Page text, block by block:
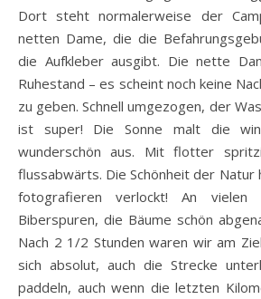
Dort steht normalerweise der
netten Dame, die die
die Aufkleber ausgibt. Die nette
Ruhestand – es scheint noch keine
zu geben. Schnell umgezogen, der
ist super! Die Sonne malt die
wunderschön aus. Mit flotter
flussabwärts. Die Schönheit der Natur
fotografieren verlockt! An vielen
Biberspuren, die Bäume schön
Nach 2 1/2 Stunden waren wir am
sich absolut, auch die Strecke
paddeln, auch wenn die letzten